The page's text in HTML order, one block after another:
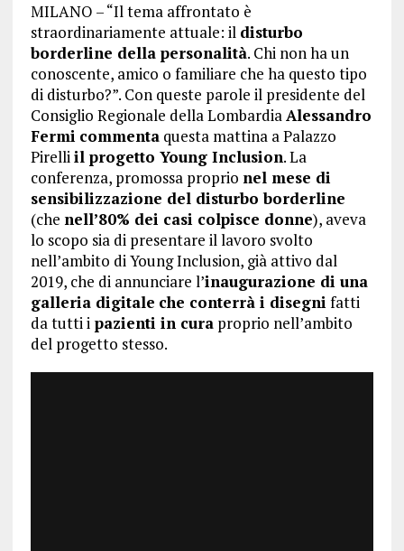
MILANO – “Il tema affrontato è
straordinariamente attuale: il disturbo
borderline della personalità. Chi non ha un
conoscente, amico o familiare che ha questo tipo
di disturbo?”. Con queste parole il presidente del
Consiglio Regionale della LombardiaAlessandro
Fermi commentaquesta mattina a Palazzo
Pirelliil progetto Young Inclusion. La
conferenza, promossa proprio nel mese di
sensibilizzazione del disturbo borderline
(che nell’80% dei casi colpisce donne), aveva
lo scopo sia di presentare il lavoro svolto
nell’ambito di Young Inclusion, già attivo dal
2019, che di annunciare l’inaugurazione di una
galleria digitale che conterrà i disegni fatti
da tutti ipazienti in curaproprio nell’ambito
del progetto stesso.